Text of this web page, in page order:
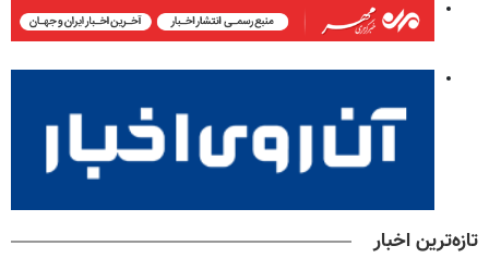
تازه‌ترین اخبار